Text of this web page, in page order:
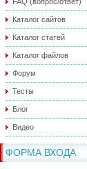
Каталог сайтов
Каталог статей
Каталог файлов
Форум
Тесты
Блог
Видео
ФОРМА ВХОДА